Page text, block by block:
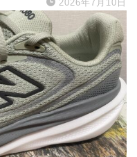
2026年7月10日